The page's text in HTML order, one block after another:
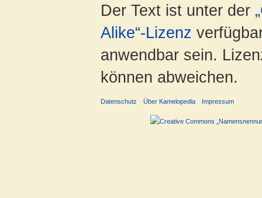
Der Text ist unter der
Alike“-Lizenz
anwendbar sein.
können abweichen.
Datenschutz Über Kamelopedia Impressum